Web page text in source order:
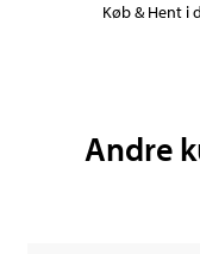
Køb & Hent i
Andre